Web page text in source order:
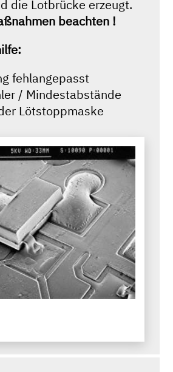
die Lotbrücke erzeugt.
beachten !
fehlangepasst
/ Mindestabstände
Lötstoppmaske